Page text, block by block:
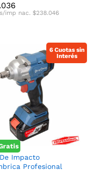
imp nac. $238.046
6 Cuotas sin
Interés
Impacto
Profesional